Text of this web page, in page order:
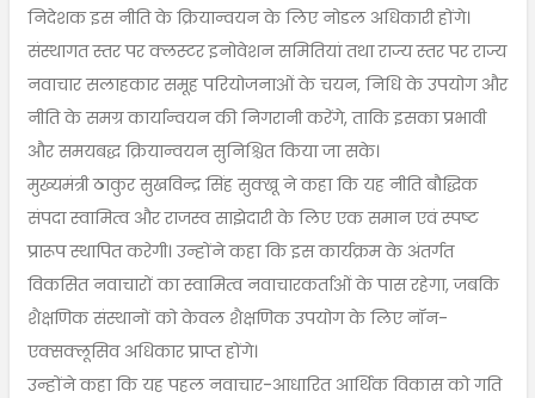
निदेशक इस नीति के क्रियान्वयन के लिए नोडल अधिकारी होंगे।
संस्थागत स्तर पर क्लस्टर इनोवेशन समितियां तथा राज्य स्तर पर राज्य
नवाचार सलाहकार समूह परियोजनाओं के चयन, निधि के उपयोग और
नीति के समग्र कार्यान्वयन की निगरानी करेंगे, ताकि इसका प्रभावी
और समयबद्ध क्रियान्वयन सुनिश्चित किया जा सके।
मुख्यमंत्री ठाकुर सुखविन्द्र सिंह सुक्खू ने कहा कि यह नीति बौद्धिक
संपदा स्वामित्व और राजस्व साझेदारी के लिए एक समान एवं स्पष्ट
प्रारूप स्थापित करेगी। उन्होंने कहा कि इस कार्यक्रम के अंतर्गत
विकसित नवाचारों का स्वामित्व नवाचारकर्ताओं के पास रहेगा, जबकि
शैक्षणिक संस्थानों को केवल शैक्षणिक उपयोग के लिए नॉन-
एक्सक्लूसिव अधिकार प्राप्त होंगे।
उन्होंने कहा कि यह पहल नवाचार-आधारित आर्थिक विकास को गति